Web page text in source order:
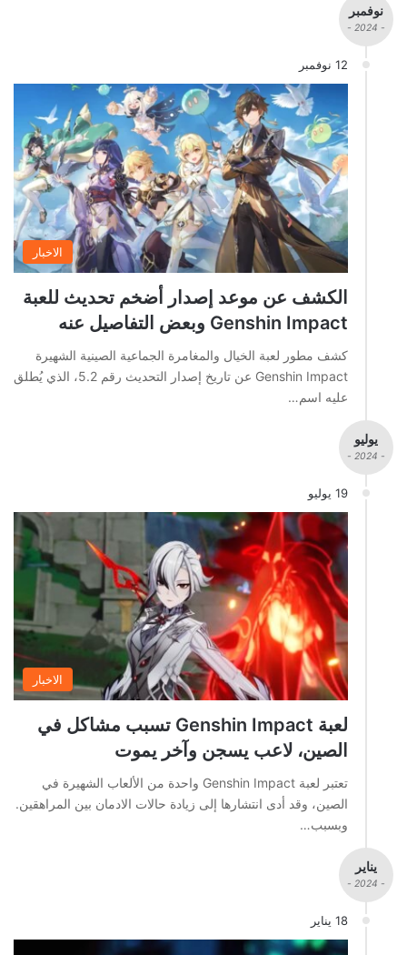
نوفمبر
- 2024 -
12 نوفمبر
الاخبار
الكشف عن موعد إصدار أضخم تحديث للعبة
Genshin Impact وبعض التفاصيل عنه
كشف مطور لعبة الخيال والمغامرة الجماعية الصينية الشهيرة
Genshin Impact عن تاريخ إصدار التحديث رقم 5.2، الذي يُطلق
عليه اسم…
يوليو
- 2024 -
19 يوليو
الاخبار
لعبة Genshin Impact تسبب مشاكل في
الصين، لاعب يسجن وآخر يموت
تعتبر لعبة Genshin Impact واحدة من الألعاب الشهيرة في
الصين، وقد أدى انتشارها إلى زيادة حالات الادمان بين المراهقين.
وبسبب…
يناير
- 2024 -
18 يناير